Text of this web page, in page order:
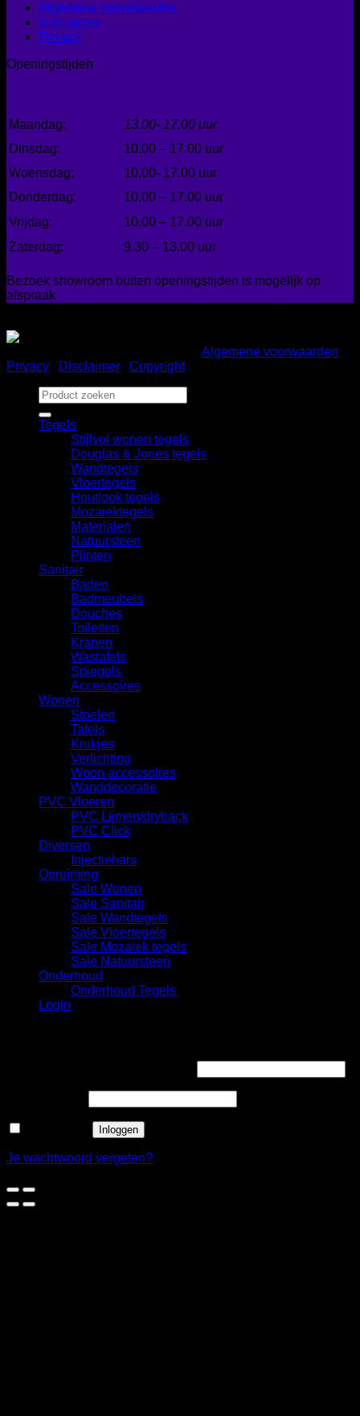
Algemene voorwaarden
Disclaimer
Privacy
Openingstijden
Maandag:
13.00- 17.00 uur
Dinsdag:
10.00 – 17.00 uur
Woensdag:
10.00- 17.00 uur
Donderdag:
10.00 – 17.00 uur
Vrijdag:
10.00 – 17.00 uur
Zaterdag:
9.30 – 13.00 uur
Bezoek showroom buiten openingstijden is mogelijk op
afspraak
Algemene voorwaarden
Privacy
Disclaimer
Copyright
Zoeken
naar:
Tegels
Stijlvol wonen tegels
Douglas & Jones tegels
Wandtegels
Vloertegels
Houtlook tegels
Mozaiektegels
Materialen
Natuursteen
Plinten
Sanitair
Baden
Badmeubels
Douches
Toiletten
Kranen
Wastafels
Spiegels
Accessoires
Wonen
Stoelen
Tafels
Krukjes
Verlichting
Woon accessoires
Wanddecoratie
PVC Vloeren
PVC Lijmen/dryback
PVC Click
Diversen
Injectiehars
Opruiming
Sale Wonen
Sale Sanitair
Sale Wandtegels
Sale Vloertegels
Sale Mozaiek tegels
Sale Natuursteen
Onderhoud
Onderhoud Tegels
Login
Inloggen
Je wachtwoord vergeten?